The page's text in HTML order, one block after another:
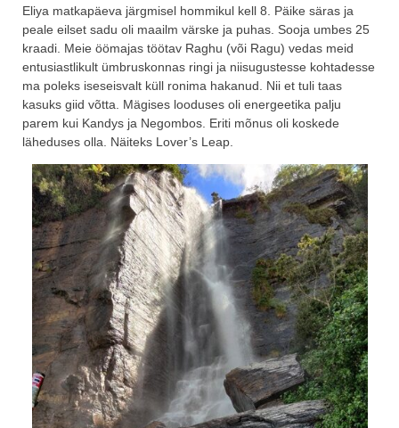
Eliya matkapäeva järgmisel hommikul kell 8. Päike säras ja
peale eilset sadu oli maailm värske ja puhas. Sooja umbes 25
kraadi. Meie öömajas töötav Raghu (või Ragu) vedas meid
entusiastlikult ümbruskonnas ringi ja niisugustesse kohtadesse
ma poleks iseseisvalt küll ronima hakanud. Nii et tuli taas
kasuks giid võtta. Mägises looduses oli energeetika palju
parem kui Kandys ja Negombos. Eriti mõnus oli koskede
läheduses olla. Näiteks Lover’s Leap.